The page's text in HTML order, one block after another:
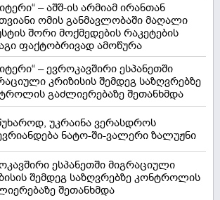
– აშშ-ის არმიამ ირანთან
ომის განმავლობაში მაღალი
შორი მოქმედების რაკეტების
ფაქტობრივად ამოწურა
– ევროკავშირი ესპანეთში
კრიზისის შემდეგ საზღვრებზე
გაძლიერებაზე შეთანხმდა
უკრაინა ვერასდროს
ნატო-ში-ვალერი ზალუჟნი
ესპანეთში მიგრაციული
შემდეგ საზღვრებზე კონტროლის
შეთანხმდა